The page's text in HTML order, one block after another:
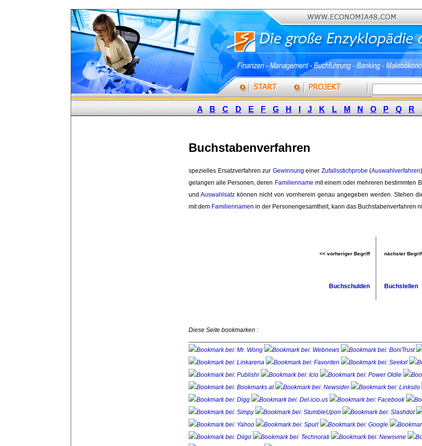
A B C D E F G H J K L M N O P Q R
Buchstabenverfahren
spezielles Ersatzverfahren zur Gewinnung einer Zufallsstichprobe (Auswahlverfahren
gelangen alle Personen, deren Familienname mit einem oder mehreren bestimmten
und Auswahlsatz können nicht von vornherein genau angegeben werden. Stehen
mit dem Familiennamen in der Personengesamtheit, kann das Buchstabenverfahren
<< vorheriger Begriff nächster
Buchschulden Buchstellen
Diese Seite bookmarken :